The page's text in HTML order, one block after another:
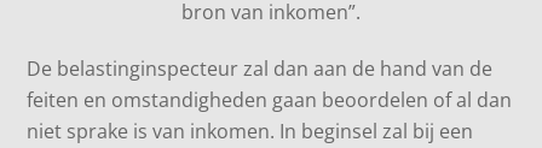
bron van inkomen”.
De belastinginspecteur zal dan aan de hand van de
feiten en omstandigheden gaan beoordelen of al dan
niet sprake is van inkomen. In beginsel zal bij een